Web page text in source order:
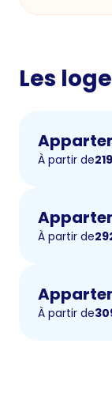
Les
À partir de
À partir de
À partir de